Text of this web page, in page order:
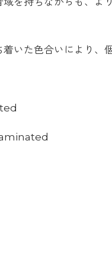
いた色合いにより、